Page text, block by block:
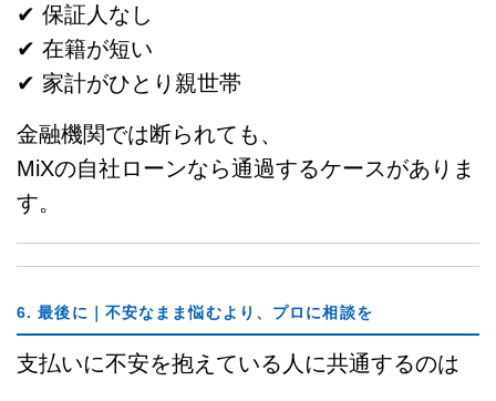
✔ 保証人なし
✔ 在籍が短い
✔ 家計がひとり親世帯
金融機関では断られても、
MiXの自社ローンなら通過するケースがありま
す。
6. 最後に｜不安なまま悩むより、プロに相談を
支払いに不安を抱えている人に共通するのは